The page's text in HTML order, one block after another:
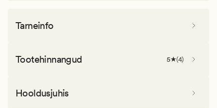
Tarneinfo
Tootehinnangud 5 (4)
Hooldusjuhis